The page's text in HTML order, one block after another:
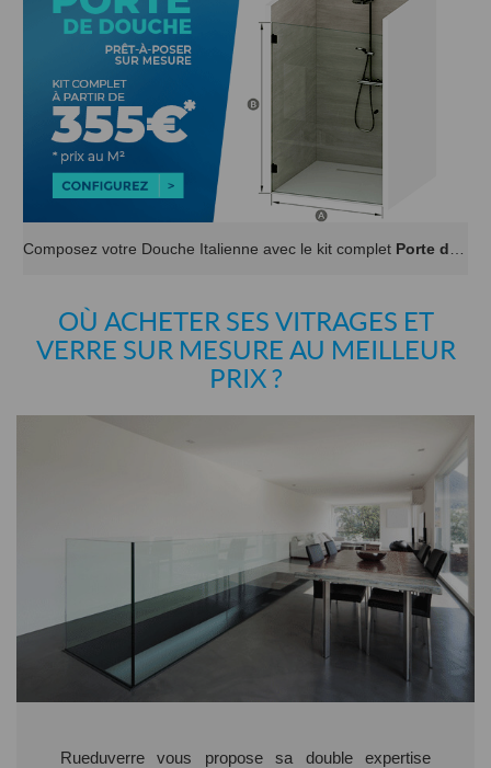
Composez votre Douche Italienne avec le kit complet Porte de Douche sur Mesure
OÙ ACHETER SES VITRAGES ET
VERRE SUR MESURE AU MEILLEUR
PRIX ?
Rueduverre vous propose sa double expertise